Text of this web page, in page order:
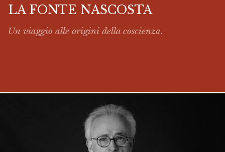
LA FONTE NASCOSTA
Un viaggio alle origini della coscienza.